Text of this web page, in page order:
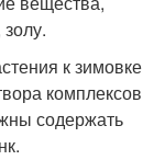
к зимовке
комплексов
содержать